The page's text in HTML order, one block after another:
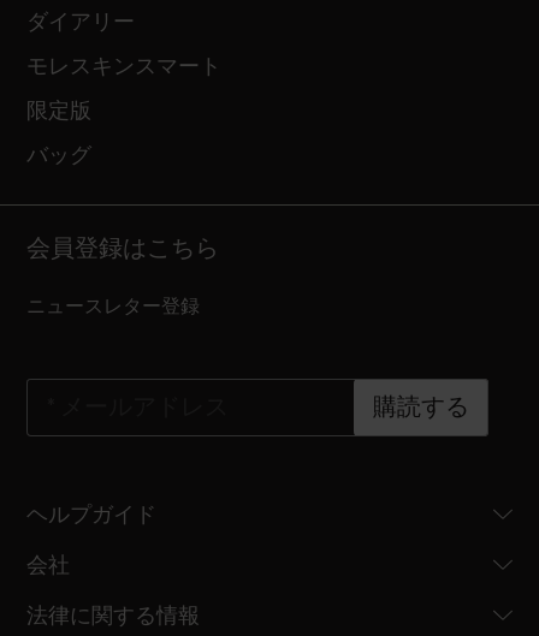
ダイアリー
モレスキンスマート
限定版
バッグ
会員登録はこちら
ニュースレター登録
購読する
ヘルプガイド
会社
法律に関する情報